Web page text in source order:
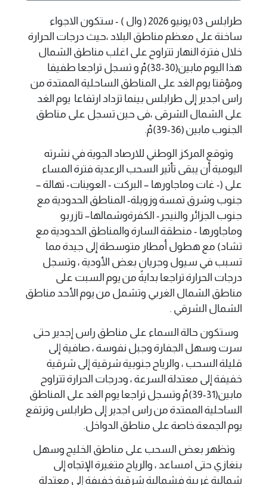
طرابلس 03 يونيو 2026 ( وال ) - ستكون الاجواء
ساخنة على معظم مناطق البلاد ،حيث درجات الحرارة
خلال فترة النهار تتراوح على اغلب مناطق الشمال
هذا اليوم مابين(30-38)مْ و تسجل تراجعا طفيفا
ومؤقتا يوم الغد على المناطق الساحلية الممتدة من
راس اجدير إلى طرابلس بينما تزداد ارتفاعا يوم الغد
على الشمال الشرقى ،فى حين تسجل على مناطق
الجنوب مابين (36-39)مْ.
وتوقع المركز الوطني للارصاد الجوية في نشرته
اليومية أن يبقى تأثير السحب الرعدية فترة المساء
على (- غات وماجاورها – البركت - العوينات- تهالة –
جنوب وشرق تمسة وزويلة- المناطق الحدودية مع
جنوب الجزائر والنيجر- الكفرةوشمالها– تازربو
وماجاورها - منطقة السارة والمناطق الحدودية مع
تشاد) مع هطول أمطار متوسطة إلى جيدة مما
تسبب في سيول وجريان بعض الأودية ، وتسجل
درجات الحرارة تراجعا بدايةً من يوم السبت على
مناطق الشمال الغربي وتشمل من يوم الأحد مناطق
الشمال الشرقي .
وستكون حالة السماء على مناطق راس إجدير حتى
سرت وسهل الجفارة وجبل نفوسة ، صافية إلى
قليلة السحب ، والرياح جنوبية شرقية إلى شرقية
خفيفة إلى معتدلة السرعة ، ودرجات الحرارة تتراوح
مابين(31-39)مْ وتسجل تراجعا يوم الغد على المناطق
الساحلية الممتدة من راس اجدير إلى طرابلس وترتفع
يوم الجمعة خاصة على مناطق الدواخل.
وتظهر بعض السحب على مناطق الخليج وسهل
بنغازي حتى امساعد ، والرياح متغيرة الإتجاه إلى
شمالية غربية فشمالية شرقية خفيفة إلى معتدلة